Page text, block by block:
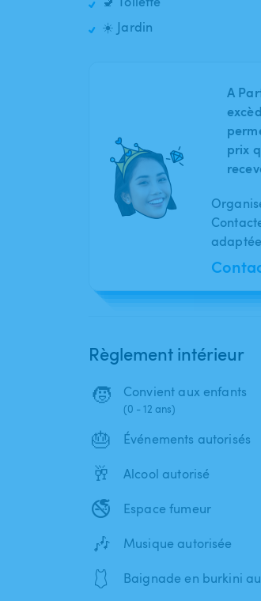
☀️ Jardin
A
prix
Règlement intérieur
🧒 Convient aux enfants
(0 - 12 ans)
🎂 Événements autorisés
🥂 Alcool autorisé
🚭 Espace fumeur
🎶 Musique autorisée
🩱 Baignade en burkini